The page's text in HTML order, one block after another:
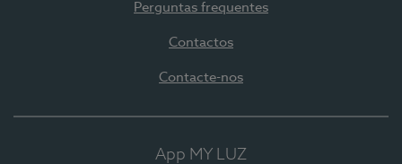
Perguntas frequentes
Contactos
Contacte-nos
App MY LUZ